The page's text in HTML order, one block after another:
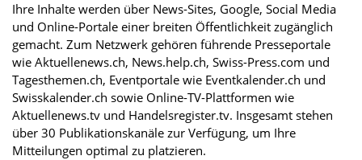
Ihre Inhalte werden über News-Sites, Google, Social Media
und Online-Portale einer breiten Öffentlichkeit zugänglich
gemacht. Zum Netzwerk gehören führende Presseportale
wie Aktuellenews.ch, News.help.ch, Swiss-Press.com und
Tagesthemen.ch, Eventportale wie Eventkalender.ch und
Swisskalender.ch sowie Online-TV-Plattformen wie
Aktuellenews.tv und Handelsregister.tv. Insgesamt stehen
über 30 Publikationskanäle zur Verfügung, um Ihre
Mitteilungen optimal zu platzieren.